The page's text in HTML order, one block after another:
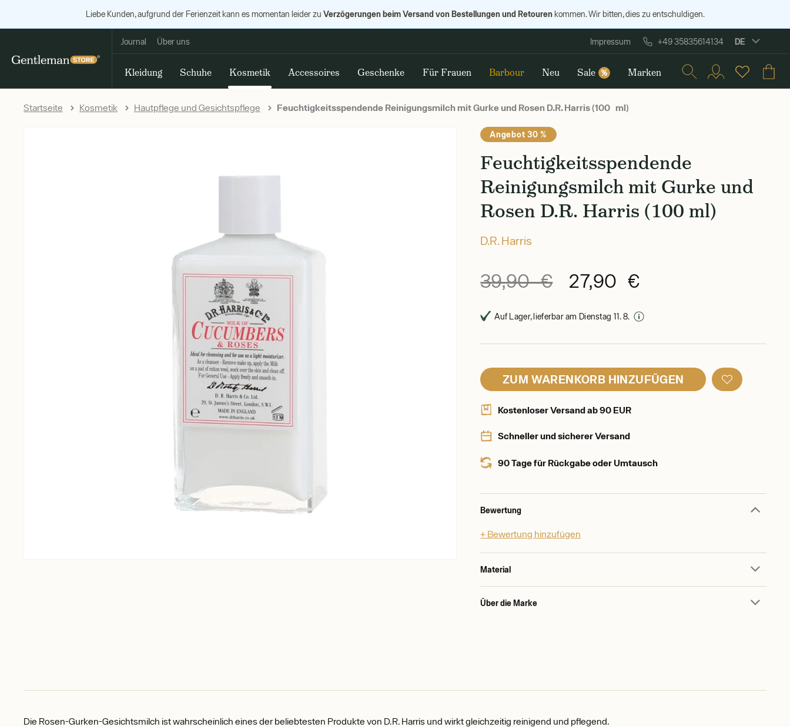
Liebe Kunden, aufgrund der Ferienzeit kann es momentan leider zu Verzögerungen beim Versand von Bestellungen und Retourenkommen. Wir bitten, dies zu entschuldigen.
Journal Über uns Impressum +49 35835614134 DE
Kleidung Schuhe Kosmetik Accessoires Geschenke Für Frauen Barbour Neu Sale % Marken
Startseite Kosmetik Hautpflege und Gesichtspflege Feuchtigkeitsspendende Reinigungsmilch mit Gurke und Rosen D.R. Harris (100 ml)
Angebot 30 %
Feuchtigkeitsspendende
Reinigungsmilch mit Gurke und
Rosen D.R. Harris (100 ml)
D.R. Harris
39,90 € 27,90 €
Auf Lager, lieferbar am Dienstag 11. 8.
ZUM WARENKORB HINZUFÜGEN
Kostenloser Versand ab 90 EUR
Schneller und sicherer Versand
90 Tage für Rückgabe oder Umtausch
Bewertung
+ Bewertung hinzufügen
Material
Über die Marke
Die Rosen-Gurken-Gesichtsmilch ist wahrscheinlich eines der beliebtesten Produkte von D.R. Harris und wirkt gleichzeitig reinigend und pflegend.